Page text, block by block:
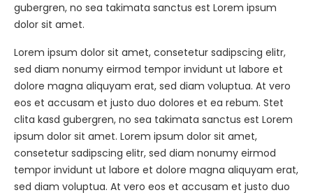
gubergren, no sea takimata sanctus est Lorem ipsum
dolor sit amet.
Lorem ipsum dolor sit amet, consetetur sadipscing elitr,
sed diam nonumy eirmod tempor invidunt ut labore et
dolore magna aliquyam erat, sed diam voluptua. At vero
eos et accusam et justo duo dolores et ea rebum. Stet
clita kasd gubergren, no sea takimata sanctus est Lorem
ipsum dolor sit amet. Lorem ipsum dolor sit amet,
consetetur sadipscing elitr, sed diam nonumy eirmod
tempor invidunt ut labore et dolore magna aliquyam erat,
sed diam voluptua. At vero eos et accusam et justo duo